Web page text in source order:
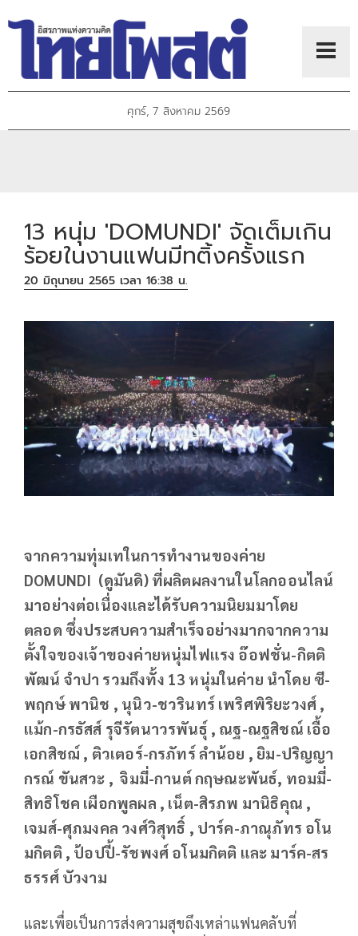
ศุกร์, 7 สิงหาคม 2569
13 หนุ่ม 'DOMUNDI' จัดเต็มเกิน
ร้อยในงานแฟนมีทติ้งครั้งแรก
20 มิถุนายน 2565 เวลา 16:38 น.
จากความทุ่มเทในการทำงานของค่าย
DOMUNDI (ดูมันดิ) ที่ผลิตผลงานในโลกออนไลน์
มาอย่างต่อเนื่องและได้รับความนิยมมาโดย
ตลอด ซึ่งประสบความสำเร็จอย่างมากจากความ
ตั้งใจของเจ้าของค่ายหนุ่มไฟแรง อ๊อฟชั่น-กิตติ
พัฒน์ จำปา รวมถึงทั้ง 13 หนุ่มในค่าย นำโดย ซี-
พฤกษ์ พานิช , นุนิว-ชวรินทร์ เพริศพิริยะวงศ์ ,
แม้ก-กรธัสส์ รุจีรัตนาวรพันธุ์ , ณฐ-ณฐสิชณ์ เอื้อ
เอกสิชฌ์ , ติวเตอร์-กรภัทร์ ลำน้อย , ยิม-ปริญญา
กรณ์ ขันสวะ , จิมมี่-กานต์ กฤษณะพันธ์, ทอมมี่-
สิทธิโชค เผือกพูลผล , เน็ต-สิรภพ มานิธิคุณ ,
เจมส์-ศุภมงคล วงศ์วิสุทธิ์ , ปาร์ค-ภาณุภัทร อโน
มกิตติ , ป้อปปี้-รัชพงศ์ อโนมกิตติ และ มาร์ค-สร
ธรรศ์ บัวงาม
และเพื่อเป็นการส่งความสุขถึงเหล่าแฟนคลับที่